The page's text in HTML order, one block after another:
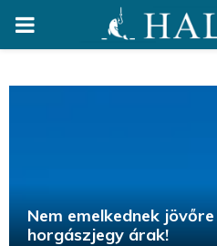
PRIMARY
Nem emelkednek
horgászjegy árak!